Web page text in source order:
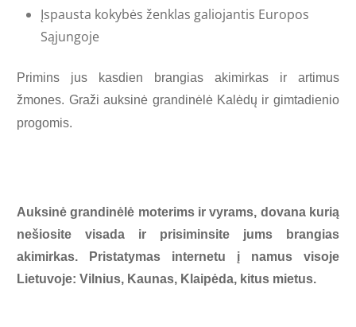
Įspausta kokybės ženklas galiojantis Europos
Sąjungoje
Primins jus kasdien brangias akimirkas ir artimus
žmones. Graži auksinė grandinėlė Kalėdų ir gimtadienio
progomis.
Auksinė grandinėlė moterims ir vyrams, dovana kurią
nešiosite visada ir prisiminsite jums brangias
akimirkas. Pristatymas internetu į namus visoje
Lietuvoje: Vilnius, Kaunas, Klaipėda, kitus mietus.